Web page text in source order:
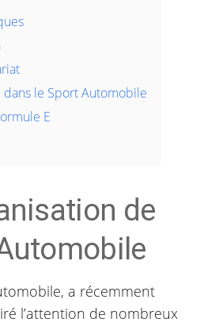
dans le Sport Automobile
E
de
a récemment
l’attention de nombreux